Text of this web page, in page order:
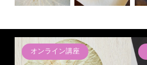
オンライン講座